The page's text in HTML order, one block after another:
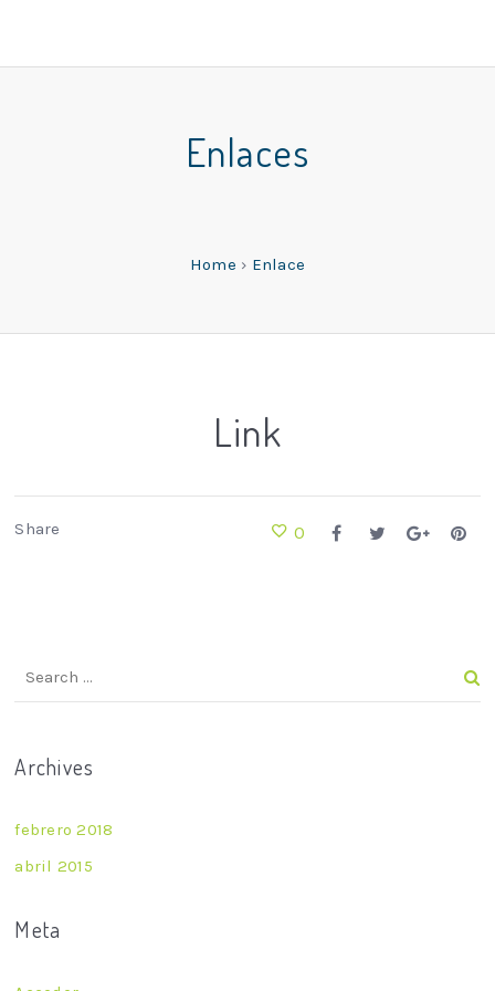
Enlaces
Home › Enlace
Link
Share 0
Archives
febrero 2018
abril 2015
Meta